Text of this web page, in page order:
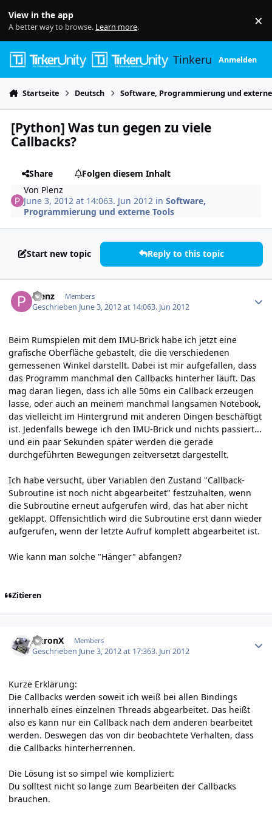
View in the app
A better way to browse. Learn more. ×
TinkerunityAnmelden
Startseite Deutsch Software, Programmierung und
[Python] Was tun gegen zu viele
Callbacks?
Share
Folgen diesem Inhalt
Von Plenz
June 3, 2012 at 14:063. Jun 2012 inSoftware,
Programmierung und externe Tools
Start new topic Reply to this topic
Plenz Members
Geschrieben June 3, 2012 at 14:063. Jun 2012
Beim Rumspielen mit dem IMU-Brick habe ich jetzt eine
grafische Oberfläche gebastelt, die die verschiedenen
gemessenen Winkel darstellt. Dabei ist mir aufgefallen, dass
das Programm manchmal den Callbacks hinterher läuft. Das
mag daran liegen, dass ich alle 50ms ein Callback erzeugen
lasse, oder auch an meinem manchmal langsamen Notebook,
das vielleicht im Hintergrund mit anderen Dingen beschäftigt
ist. Jedenfalls bewege ich den IMU-Brick und nichts passiert...
und ein paar Sekunden später werden die gerade
durchgeführten Bewegungen zeitversetzt dargestellt.
Ich habe versucht, über Variablen den Zustand "Callback-
Subroutine ist noch nicht abgearbeitet" festzuhalten, wenn
die Subroutine erneut aufgerufen wird, das hat aber nicht
geklappt. Offensichtlich wird die Subroutine erst dann wieder
aufgerufen, wenn der letzte Aufruf komplett abgearbeitet ist.
Wie kann man solche "Hänger" abfangen?
Zitieren
AuronX Members
Geschrieben June 3, 2012 at 17:363. Jun 2012
Kurze Erklärung:
Die Callbacks werden soweit ich weiß bei allen Bindings
innerhalb eines einzelnen Threads abgearbeitet. Das heißt
also es kann nur ein Callback nach dem anderen bearbeitet
werden. Deswegen das von dir beobachtete Verhalten, dass
die Callbacks hinterherrennen.
Die Lösung ist so simpel wie kompliziert:
Du solltest nicht so lange zum Bearbeiten der Callbacks
brauchen.